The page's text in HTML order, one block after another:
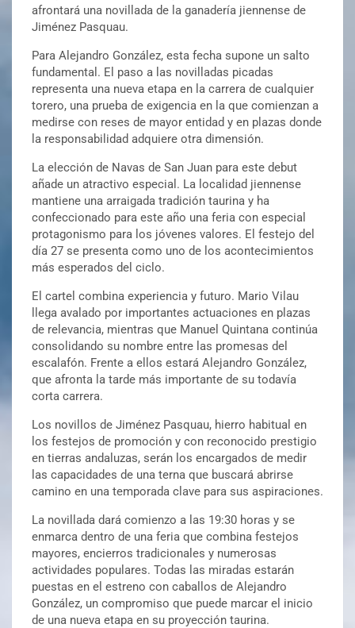
afrontará una novillada de la ganadería jiennense de
Jiménez Pasquau.
Para Alejandro González, esta fecha supone un salto
fundamental. El paso a las novilladas picadas
representa una nueva etapa en la carrera de cualquier
torero, una prueba de exigencia en la que comienzan a
medirse con reses de mayor entidad y en plazas donde
la responsabilidad adquiere otra dimensión.
La elección de Navas de San Juan para este debut
añade un atractivo especial. La localidad jiennense
mantiene una arraigada tradición taurina y ha
confeccionado para este año una feria con especial
protagonismo para los jóvenes valores. El festejo del
día 27 se presenta como uno de los acontecimientos
más esperados del ciclo.
El cartel combina experiencia y futuro. Mario Vilau
llega avalado por importantes actuaciones en plazas
de relevancia, mientras que Manuel Quintana continúa
consolidando su nombre entre las promesas del
escalafón. Frente a ellos estará Alejandro González,
que afronta la tarde más importante de su todavía
corta carrera.
Los novillos de Jiménez Pasquau, hierro habitual en
los festejos de promoción y con reconocido prestigio
en tierras andaluzas, serán los encargados de medir
las capacidades de una terna que buscará abrirse
camino en una temporada clave para sus aspiraciones.
La novillada dará comienzo a las 19:30 horas y se
enmarca dentro de una feria que combina festejos
mayores, encierros tradicionales y numerosas
actividades populares. Todas las miradas estarán
puestas en el estreno con caballos de Alejandro
González, un compromiso que puede marcar el inicio
de una nueva etapa en su proyección taurina.